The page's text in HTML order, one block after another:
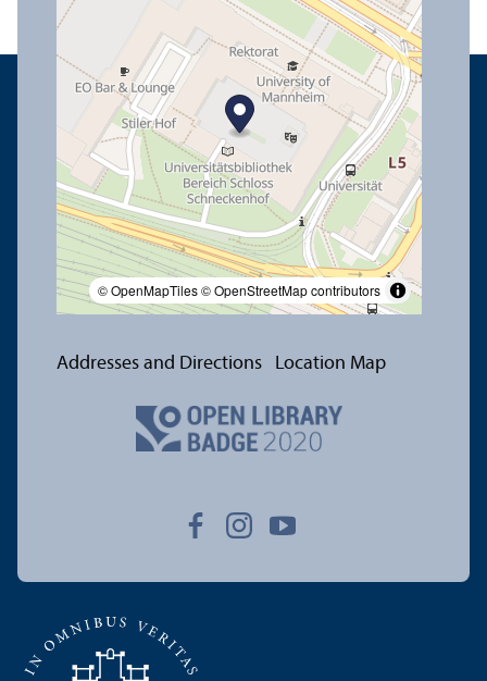
© OpenMapTiles© OpenStreetMap contributors
Addresses and Directions Location Map